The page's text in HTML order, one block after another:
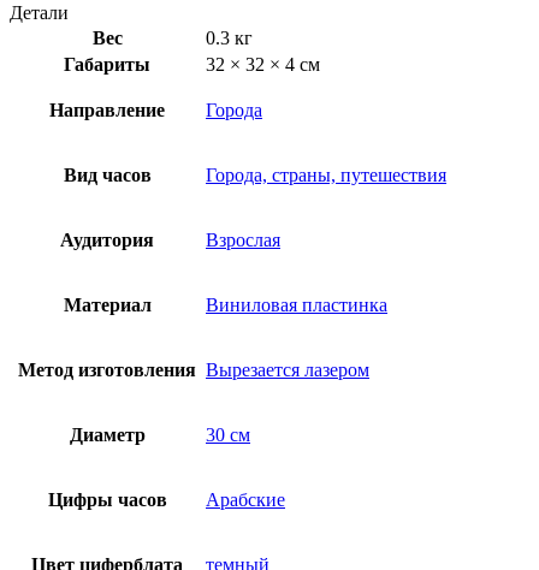
Детали
Вес
0.3 кг
Габариты
32 × 32 × 4 см
Направление Города
Вид часов Города, страны, путешествия
Аудитория Взрослая
Материал Виниловая пластинка
Метод изготовления Вырезается лазером
Диаметр 30 см
Цифры часов Арабские
Цвет циферблата темный